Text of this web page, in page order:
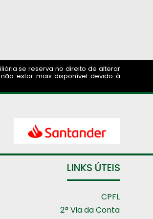
se reserva no direito de alterar
estar mais disponível devido à
LINKS ÚTEIS
CPFL
2ª Via da Conta